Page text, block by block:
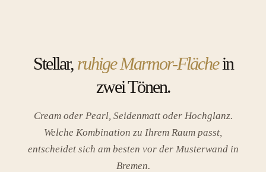
Stellar, ruhige Marmor-Flächein
zwei Tönen.
Cream oder Pearl, Seidenmatt oder Hochglanz.
Welche Kombination zu Ihrem Raum passt,
entscheidet sich am besten vor der Musterwand in
Bremen.